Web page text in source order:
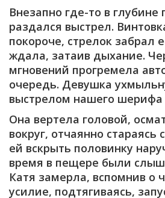
Внезапно где-то в
раздался выстрел.
покороче, стрелок забрал
ждала, затаив дыхание.
мгновений прогремела
очередь. Девушка
выстрелом нашего шерифа
Она вертела головой,
вокруг, отчаянно стараясь
ей вскрыть половинку
время в пещере были
Катя замерла, вспомнив о
усилие, подтягиваясь,